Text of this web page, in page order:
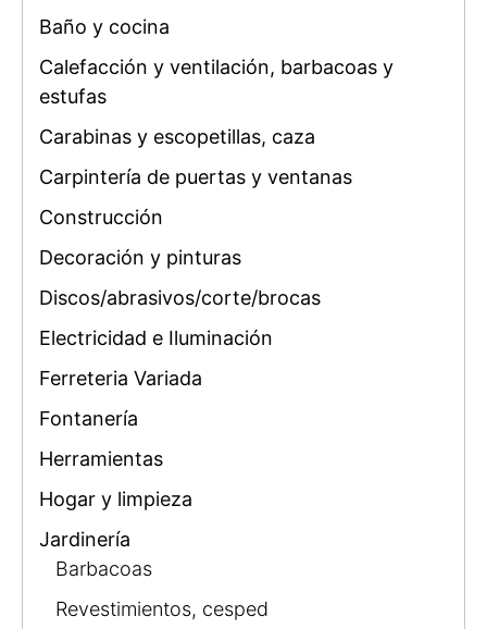
Baño y cocina
Calefacción y ventilación, barbacoas y
estufas
Carabinas y escopetillas, caza
Carpintería de puertas y ventanas
Construcción
Decoración y pinturas
Discos/abrasivos/corte/brocas
Electricidad e Iluminación
Ferreteria Variada
Fontanería
Herramientas
Hogar y limpieza
Jardinería
Barbacoas
Revestimientos, cesped